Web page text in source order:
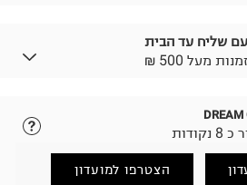
שליח עד הבית
מעל 500
המתאימה לכם,
DREAM
הצטרפו למועדון